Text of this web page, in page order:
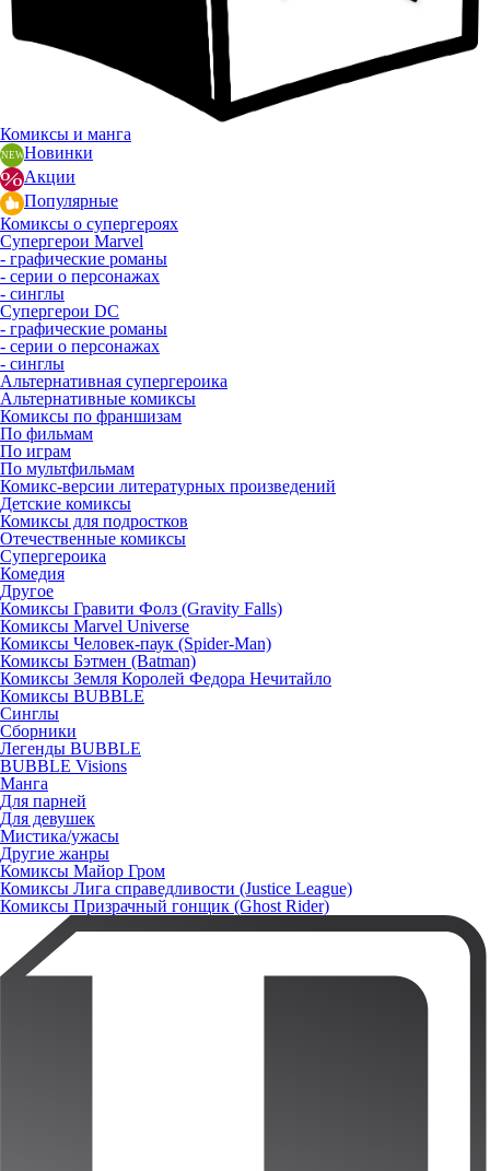
Комиксы и манга
Новинки
Акции
Популярные
Комиксы о супергероях
Супергерои Marvel
- графические романы
- серии о персонажах
- синглы
Супергерои DC
- графические романы
- серии о персонажах
- синглы
Альтернативная супергероика
Альтернативные комиксы
Комиксы по франшизам
По фильмам
По играм
По мультфильмам
Комикс-версии литературных произведений
Детские комиксы
Комиксы для подростков
Отечественные комиксы
Супергероика
Комедия
Другое
Комиксы Гравити Фолз (Gravity Falls)
Комиксы Marvel Universe
Комиксы Человек-паук (Spider-Man)
Комиксы Бэтмен (Batman)
Комиксы Земля Королей Федора Нечитайло
Комиксы BUBBLE
Синглы
Сборники
Легенды BUBBLE
BUBBLE Visions
Манга
Для парней
Для девушек
Мистика/ужасы
Другие жанры
Комиксы Майор Гром
Комиксы Лига справедливости (Justice League)
Комиксы Призрачный гонщик (Ghost Rider)